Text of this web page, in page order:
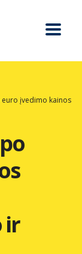
euro įvedimo kainos
ir